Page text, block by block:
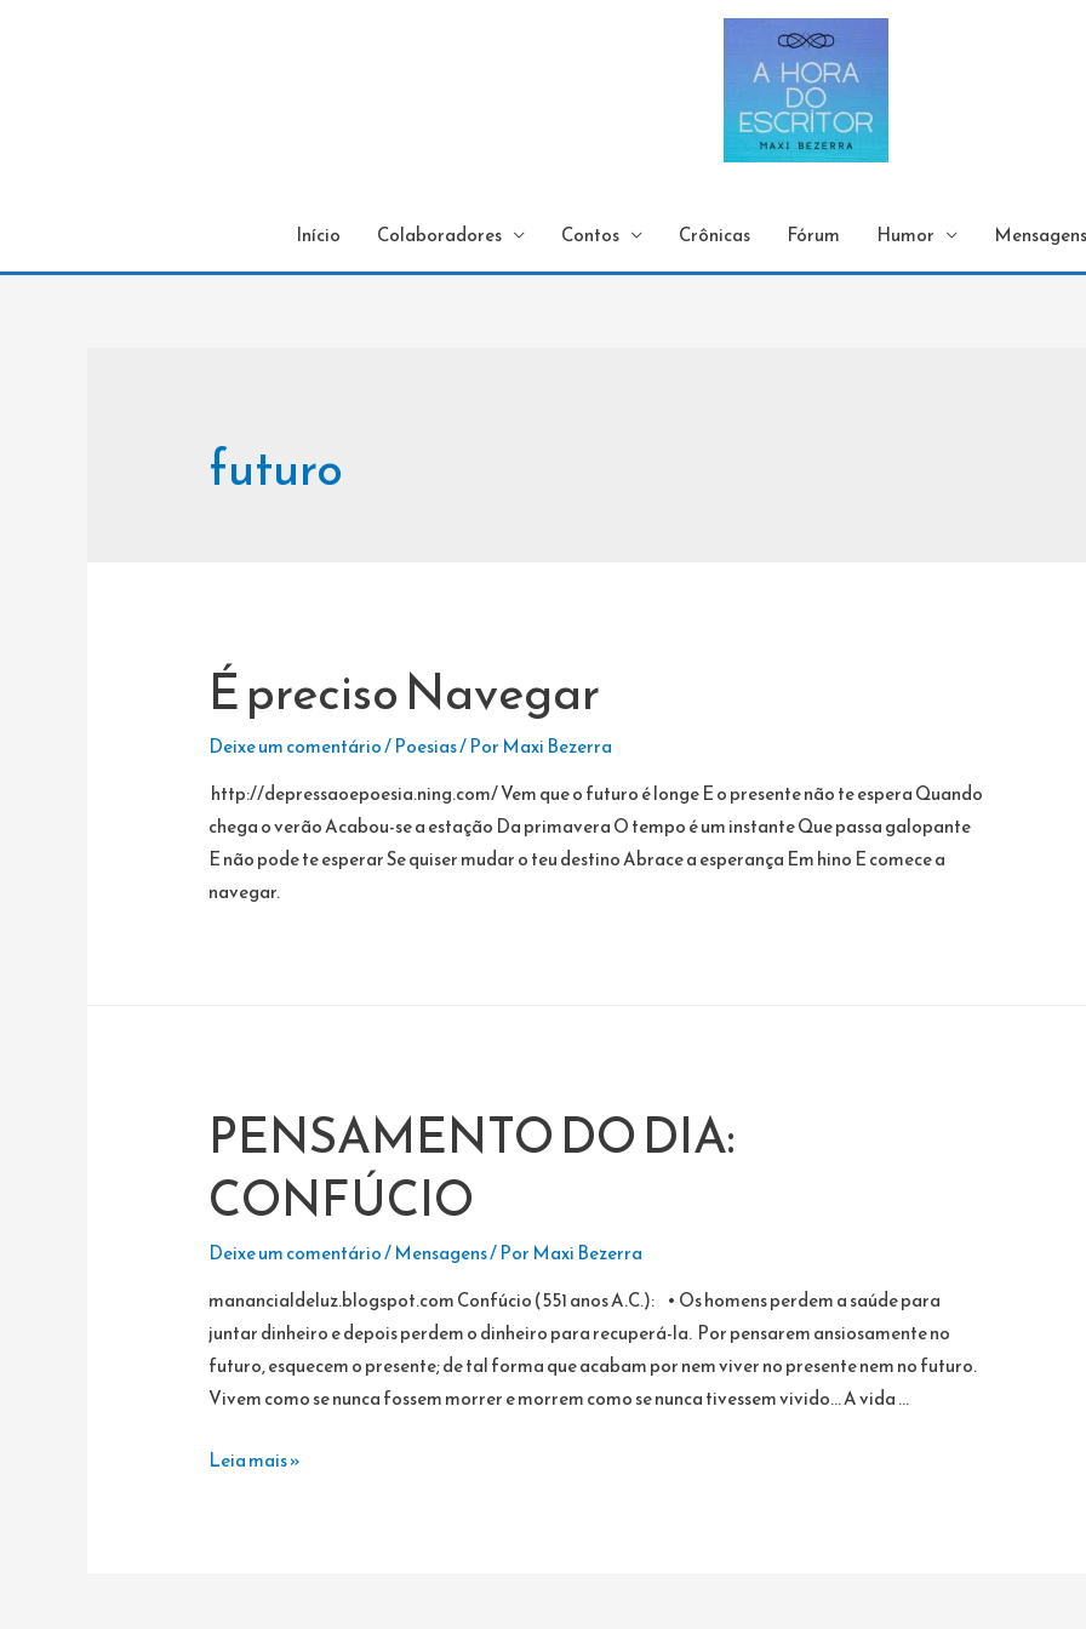
Início Colaboradores Contos Crônicas Fórum Humor Mensagens
futuro
É preciso Navegar
Deixe um comentário/Poesias/ Por Maxi Bezerra
http://depressaoepoesia.ning.com/ Vem que o futuro é longe E o presente não te espera Quando
chega o verão Acabou-se a estação Da primavera O tempo é um instante Que passa galopante
E não pode te esperar Se quiser mudar o teu destino Abrace a esperança Em hino E comece a
navegar.
PENSAMENTO DO DIA:
CONFÚCIO
Deixe um comentário/Mensagens/ Por Maxi Bezerra
manancialdeluz.blogspot.com Confúcio (551 anos A.C.): • Os homens perdem a saúde para
juntar dinheiro e depois perdem o dinheiro para recuperá-la. Por pensarem ansiosamente no
futuro, esquecem o presente; de tal forma que acabam por nem viver no presente nem no futuro.
Vivem como se nunca fossem morrer e morrem como se nunca tivessem vivido… A vida …
PENSAMENTO
Leia mais »